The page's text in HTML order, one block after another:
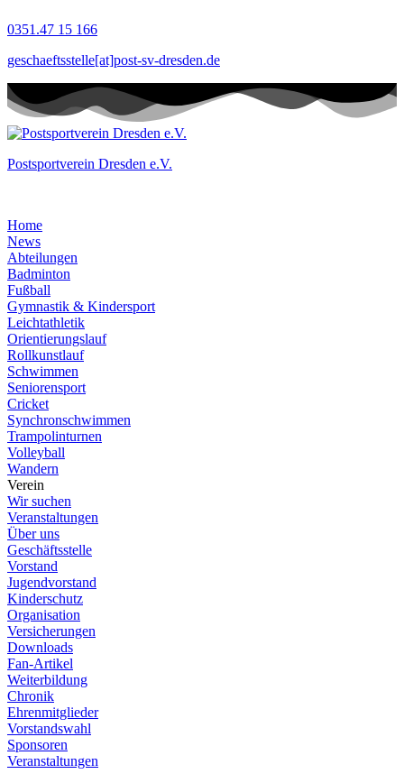
Inhalt
0351.47 15 166
geschaeftsstelle[at]post-sv-dresden.de
Postsportverein Dresden e.V.
Home
News
Abteilungen
Badminton
Fußball
Gymnastik & Kindersport
Leichtathletik
Orientierungslauf
Rollkunstlauf
Schwimmen
Seniorensport
Cricket
Synchronschwimmen
Trampolinturnen
Volleyball
Wandern
Verein
Wir suchen
Veranstaltungen
Über uns
Geschäftsstelle
Vorstand
Jugendvorstand
Kinderschutz
Organisation
Versicherungen
Downloads
Fan-Artikel
Weiterbildung
Chronik
Ehrenmitglieder
Vorstandswahl
Sponsoren
Veranstaltungen